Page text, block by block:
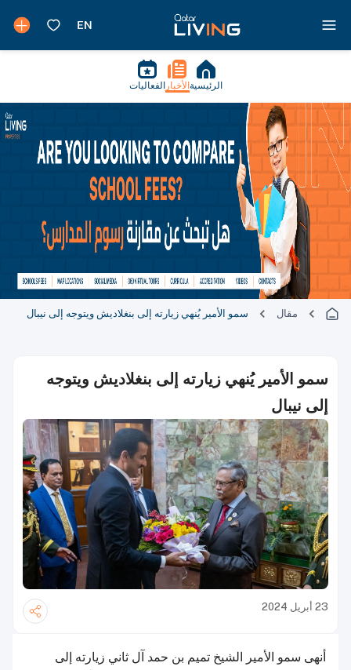
الرئيسية الأخبار الفعاليات
مقال سمو الأمير يُنهي زيارته إلى بنغلاديش ويتوجه إلى نيبال
سمو الأمير يُنهي زيارته إلى بنغلاديش ويتوجه
إلى نيبال
23 أبريل 2024
أنهى سمو الأمير الشيخ تميم بن حمد آل ثاني زيارته إلى